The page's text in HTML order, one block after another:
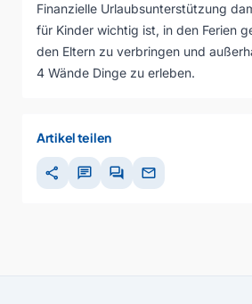
Finanzielle Urlaubsunterstützung
für Kinder wichtig ist, in den Ferien
den Eltern zu verbringen und
4 Wände Dinge zu erleben.
Artikel teilen
share chat forum mail